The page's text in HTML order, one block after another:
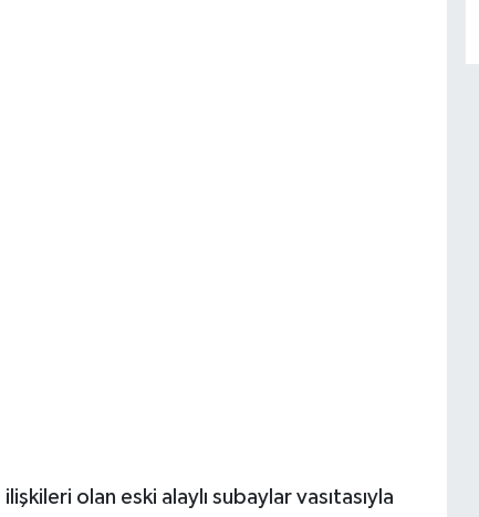
olan eski alaylı subaylar vasıtasıyla